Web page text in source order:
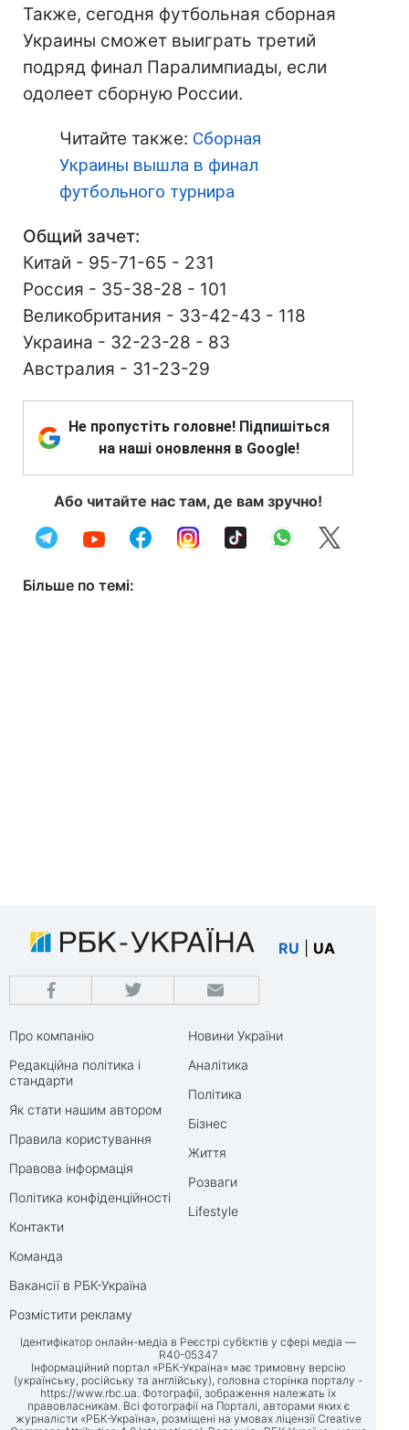
Также, сегодня футбольная сборная
Украины сможет выиграть третий
подряд финал Паралимпиады, если
одолеет сборную России.
Читайте также: Сборная
Украины вышла в финал
футбольного турнира
Общий зачет:
Китай - 95-71-65 - 231
Россия - 35-38-28 - 101
Великобритания - 33-42-43 - 118
Украина - 32-23-28 - 83
Австралия - 31-23-29
Не пропустіть головне! Підпишіться
на наші оновлення в Google!
Або читайте нас там, де вам зручно!
Більше по темі:
RU UA
Про компанію
Редакційна політика і
стандарти
Як стати нашим автором
Правила користування
Правова інформація
Політика конфіденційності
Контакти
Команда
Вакансії в РБК-Україна
Розмістити рекламу
Новини України
Аналітика
Політика
Бізнес
Життя
Розваги
Lifestyle
Ідентифікатор онлайн-медіа в Реєстрі суб’єктів у сфері медіа —
R40-05347
Інформаційний портал «РБК-Україна» має тримовну версію
(українську, російську та англійську), головна сторінка порталу -
https://www.rbc.ua. Фотографії, зображення належать їх
правовласникам. Всі фотографії на Порталі, авторами яких є
журналісти «РБК-Україна», розміщені на умовах ліцензії Creative